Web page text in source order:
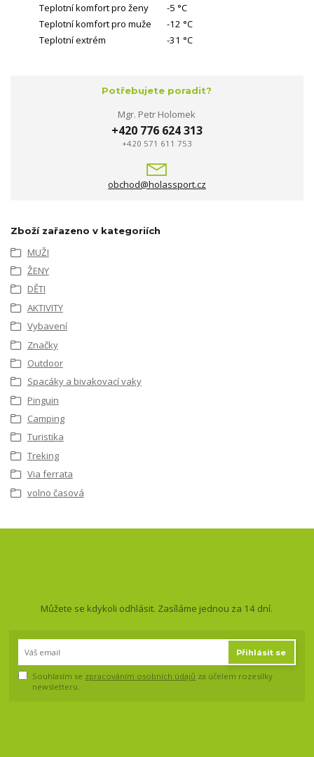
Teplotní komfort pro ženy
-5 °C
Teplotní komfort pro muže
-12 °C
Teplotní extrém
-31 °C
Potřebujete poradit?
Mgr. Petr Holomek
+420 776 624 313
+420 571 611 753
obchod@holassport.cz
Zboží zařazeno v kategoriích
MUŽI
ŽENY
DĚTI
AKTIVITY
Vybavení
Značky
Outdoor
Spacáky a bivakovací vaky
Pinguin
Camping
Turistika
Treking
Via ferrata
volno časová
Můžete se kdykoli odhlásit. Zasíláme jednou za 14 dní.
Přihlásit se
Souhlasím se zpracováním osobních údajů za účelem rozesílky
newsletteru.